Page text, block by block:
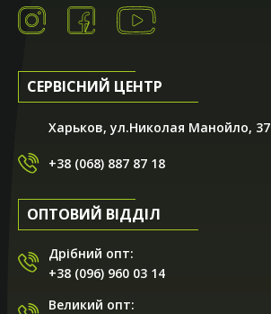
СЕРВІСНИЙ ЦЕНТР
Харьков, ул.Николая Манойло, 37
+38 (068) 887 87 18
ОПТОВИЙ ВІДДІЛ
Дрібний опт:
+38 (096) 960 03 14
Великий опт: